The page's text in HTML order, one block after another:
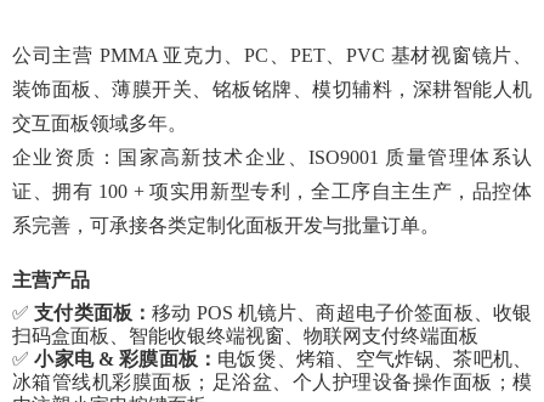
公司主营 PMMA 亚克力、PC、PET、PVC 基材视窗镜片、
装饰面板、薄膜开关、铭板铭牌、模切辅料，深耕智能人机
交互面板领域多年。
企业资质：国家高新技术企业、 ISO9001 质量管理体系认
证、拥有 100 + 项实用新型专利，全工序自主生产，品控体
系完善，可承接各类定制化面板开发与批量订单。
主营产品
✅支付类面板：移动 POS 机镜片、商超电子价签面板、收银
扫码盒面板、智能收银终端视窗、物联网支付终端面板
✅小家电 & 彩膜面板： 电饭煲、烤箱、空气炸锅、茶吧机、
冰箱管线机彩膜面板；足浴盆、个人护理设备操作面板；模